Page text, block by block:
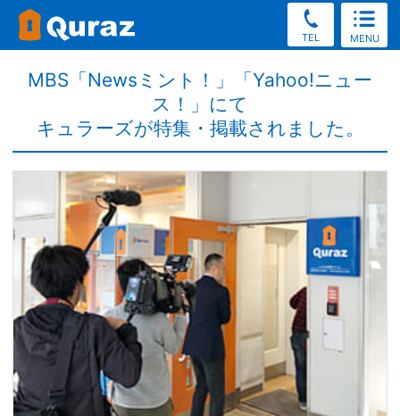
TEL MENU
MBS「Newsミント！」「Yahoo!ニュー
ス！」にて
キュラーズが特集・掲載されました。